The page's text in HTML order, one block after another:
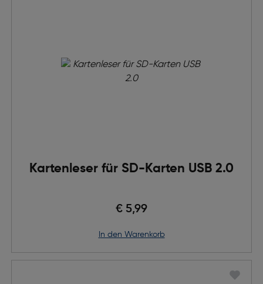
Kartenleser für SD-Karten USB 2.0
€ 5,99
in den Warenkorb